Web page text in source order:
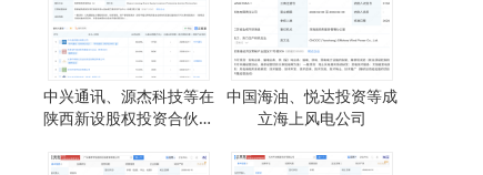
中兴通讯、源杰科技等在
陕西新设股权投资合伙企
中国海油、悦达投资等成
立海上风电公司